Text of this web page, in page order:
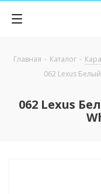
Главная - Каталог -
062 Lexus
062 Lexus